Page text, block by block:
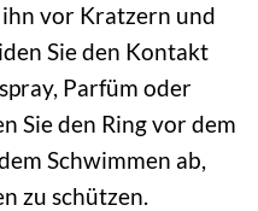
ihn vor Kratzern und
Sie den Kontakt
Parfüm oder
Sie den Ring vor dem
Schwimmen ab,
zu schützen.